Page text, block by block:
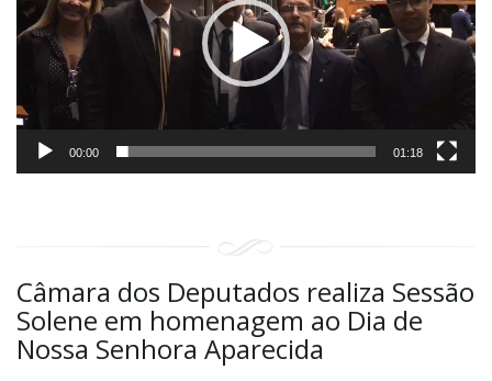
00:00 01:18
Câmara dos Deputados realiza Sessão
Solene em homenagem ao Dia de
Nossa Senhora Aparecida